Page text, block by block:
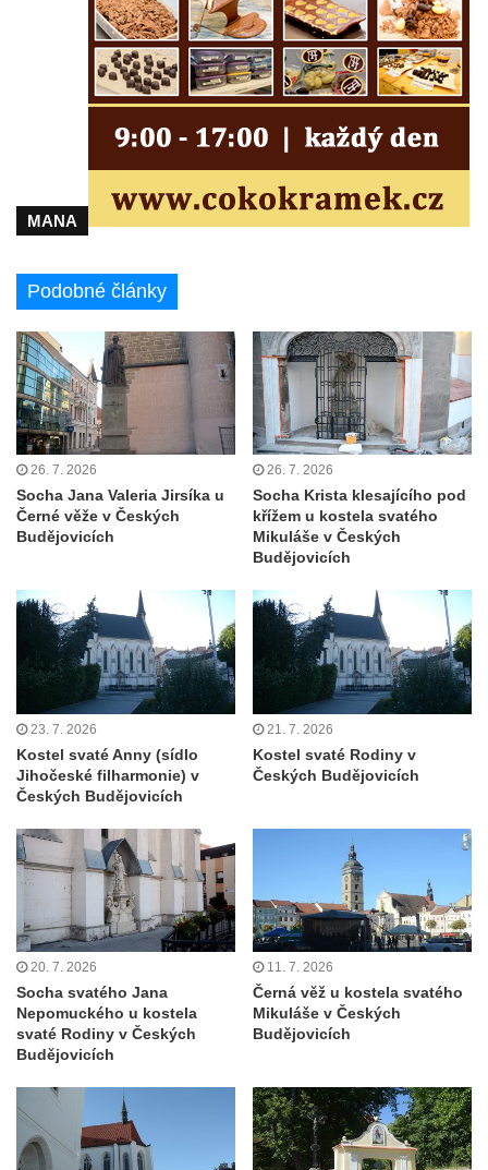
Kostel Nanebevzetí Panny Marie v Horním
Jiřetíně
Kostel Nanebevzetí Panny Marie v
Postoloprtech
Hřbitovní kaple v Postoloprtech
Kostel svatého Jana Evangelisty v Malém
Březně
Kaple svatého Antonína Paduánského na
Bývalá kaple svatých Jana a Pavla v
Kaple svatého Jana Nepomuckého v Lišnici
Hřbitovní kaple v Chotyni
Kaple Čtrnácti svatých pomocníků v
Grabštejně
Müllerova hrobka v Hrádku nad Nisou
Márnice na hřbitově ve Sněžné
Kaple Nejsvětější Trojice ve Sněžné
Hřbitovní kaple v Horním Podluží
Kostel svaté Máří Magdalény v Božanově
Hrobka rodiny Brass na hřbitově v Dolním
Podluží
Kostel svatého Bartoloměje ve Velkém
Kaple Anděla Strážce na Valdeku
Hřbitovní kaple v Lipové
Márnice na bývalém hřbitově u kostela
svatých Šimona a Judy v Lipové u Šluknova
Hřbitovní kaple v Lobendavě
Kostel Navštívení Panny Marie v
Lobendavě
Navštívení Panny Marie v Lobendavě
Kaple svaté Anny na Anenském vrchu u
Lobendavy
MANA
Podobné články
26. 7. 2026
Socha Jana Valeria Jirsíka u
Černé věže v Českých
Budějovicích
26. 7. 2026
Socha Krista klesajícího pod
křížem u kostela svatého
Mikuláše v Českých
Budějovicích
23. 7. 2026
Kostel svaté Anny (sídlo
Jihočeské filharmonie) v
Českých Budějovicích
21. 7. 2026
Kostel svaté Rodiny v
Českých Budějovicích
20. 7. 2026
Socha svatého Jana
Nepomuckého u kostela
svaté Rodiny v Českých
Budějovicích
11. 7. 2026
Černá věž u kostela svatého
Mikuláše v Českých
Budějovicích